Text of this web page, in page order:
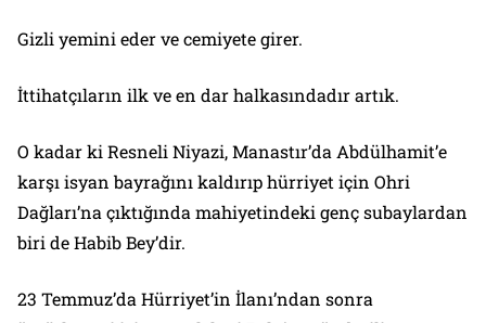
Gizli yemini eder ve cemiyete girer.
İttihatçıların ilk ve en dar halkasındadır artık.
O kadar ki Resneli Niyazi, Manastır’da Abdülhamit’e
karşı isyan bayrağını kaldırıp hürriyet için Ohri
Dağları’na çıktığında mahiyetindeki genç subaylardan
biri de Habib Bey’dir.
23 Temmuz’da Hürriyet’in İlanı’ndan sonra